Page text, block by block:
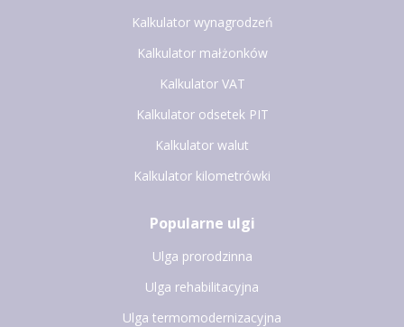
Kalkulator wynagrodzeń
Kalkulator małżonków
Kalkulator VAT
Kalkulator odsetek PIT
Kalkulator walut
Kalkulator kilometrówki
Popularne ulgi
Ulga prorodzinna
Ulga rehabilitacyjna
Ulga termomodernizacyjna